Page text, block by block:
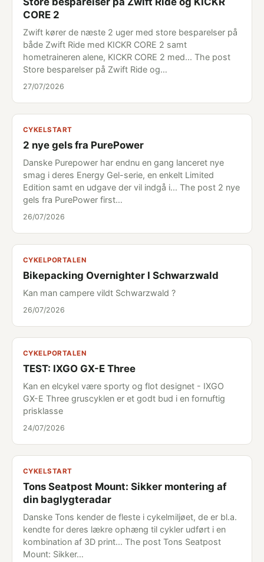
CORE 2
Zwift kører de næste 2 uger med store besparelser på
både Zwift Ride med KICKR CORE 2 samt
hometraineren alene, KICKR CORE 2 med... The post
Store besparelser på Zwift Ride og…
27/07/2026
CYKELSTART
2 nye gels fra PurePower
Danske Purepower har endnu en gang lanceret nye
smag i deres Energy Gel-serie, en enkelt Limited
Edition samt en udgave der vil indgå i... The post 2 nye
gels fra PurePower first…
26/07/2026
CYKELPORTALEN
Bikepacking Overnighter I Schwarzwald
Kan man campere vildt Schwarzwald ?
26/07/2026
CYKELPORTALEN
TEST: IXGO GX-E Three
Kan en elcykel være sporty og flot designet - IXGO
GX-E Three gruscyklen er et godt bud i en fornuftig
prisklasse
24/07/2026
CYKELSTART
Tons Seatpost Mount: Sikker montering af
din baglygteradar
Danske Tons kender de fleste i cykelmiljøet, de er bl.a.
kendte for deres lækre ophæng til cykler udført i en
kombination af 3D print... The post Tons Seatpost
Mount: Sikker…